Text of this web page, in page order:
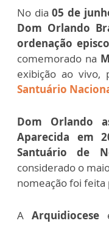
No dia05 de
Dom Orlando
ordenação
comemorado na
exibição ao vivo,
Santuário
Dom Orlando
Aparecida em
Santuário de
considerado o
nomeação foi feita
A Arquidiocese